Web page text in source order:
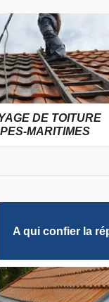
DE TOITURE
MARITIMES
A qui confier la